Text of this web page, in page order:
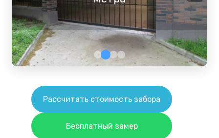
Рассчитать стоимость забора
Бесплатный замер